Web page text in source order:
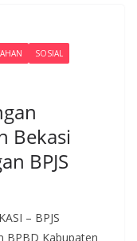
SOSIAL
Bekasi
BPJS
– BPJS
BPBD Kabupaten